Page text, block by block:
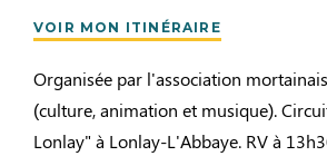
VOIR MON ITINÉRAIRE
Organisée par l'association
(culture, animation et musique).
Lonlay" à Lonlay-L'Abbaye. RV à